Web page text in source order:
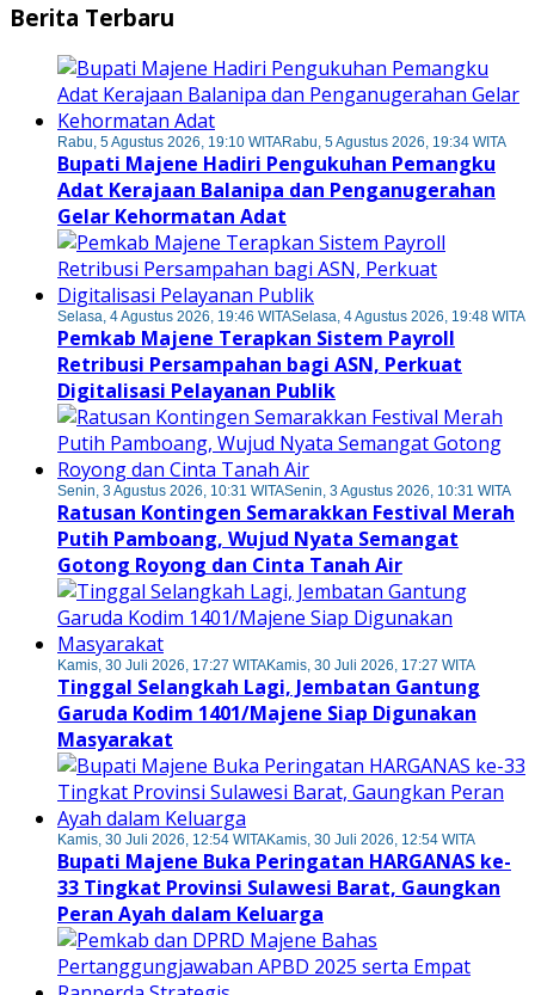
Berita Terbaru
Rabu, 5 Agustus 2026, 19:10 WITARabu, 5 Agustus 2026, 19:34 WITA
Bupati Majene Hadiri Pengukuhan Pemangku
Adat Kerajaan Balanipa dan Penganugerahan
Gelar Kehormatan Adat
Selasa, 4 Agustus 2026, 19:46 WITASelasa, 4 Agustus 2026, 19:48 WITA
Pemkab Majene Terapkan Sistem Payroll
Retribusi Persampahan bagi ASN, Perkuat
Digitalisasi Pelayanan Publik
Senin, 3 Agustus 2026, 10:31 WITASenin, 3 Agustus 2026, 10:31 WITA
Ratusan Kontingen Semarakkan Festival Merah
Putih Pamboang, Wujud Nyata Semangat
Gotong Royong dan Cinta Tanah Air
Kamis, 30 Juli 2026, 17:27 WITAKamis, 30 Juli 2026, 17:27 WITA
Tinggal Selangkah Lagi, Jembatan Gantung
Garuda Kodim 1401/Majene Siap Digunakan
Masyarakat
Kamis, 30 Juli 2026, 12:54 WITAKamis, 30 Juli 2026, 12:54 WITA
Bupati Majene Buka Peringatan HARGANAS ke-
33 Tingkat Provinsi Sulawesi Barat, Gaungkan
Peran Ayah dalam Keluarga